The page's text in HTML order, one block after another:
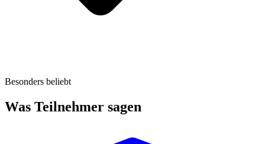
Besonders beliebt
Was Teilnehmer sagen